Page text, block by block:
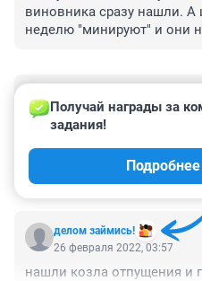
виновника сразу нашли.
неделю "минируют" и они
26 февраля 2022, 13:06
Ни какой доказательной
И зачем отцу троих детей
А детей он нормально
делом займись!
Получай награды за
задания!
26 февраля 2022, 03:57
нашли козла отпущения и